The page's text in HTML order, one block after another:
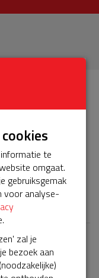
bijna en
gebruiksklaar
te
omgaat.
gebruiksgemak
voor analyse-
zal je
bezoek aan